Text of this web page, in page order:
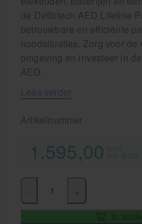
de Defibtech AED Lifeline
betrouwbare en efficiënte
noodsituaties. Zorg voor
omgeving en investeer in
AED.
Lees verder
Artikelnummer
1.595,00
In